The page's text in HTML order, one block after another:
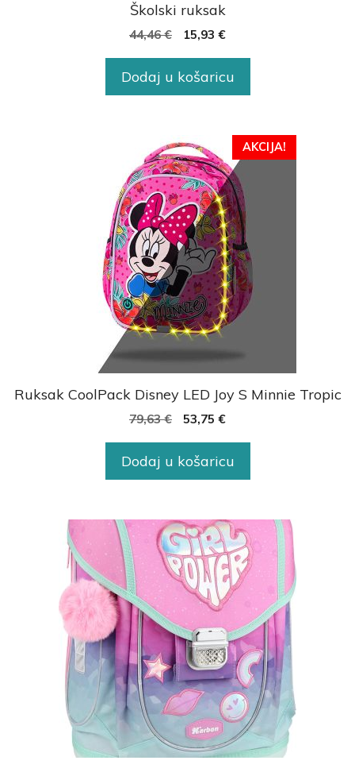
Školski ruksak
44,46€ 15,93 €
Dodaj u košaricu
AKCIJA!
Ruksak CoolPack Disney LED Joy S Minnie Tropic
79,63€ 53,75 €
Dodaj u košaricu